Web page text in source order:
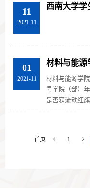
11
2021-11
西南大学学
01
2021-11
材料与能源
汇总表
材料与能源学
号学院（部）
是否获流动红
栋 213良好 否
首页  1 2